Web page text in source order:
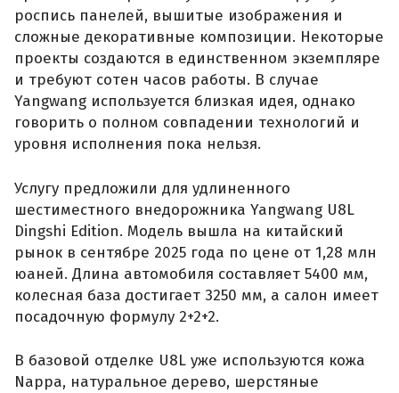
роспись панелей, вышитые изображения и
сложные декоративные композиции. Некоторые
проекты создаются в единственном экземпляре
и требуют сотен часов работы. В случае
Yangwang используется близкая идея, однако
говорить о полном совпадении технологий и
уровня исполнения пока нельзя.
Услугу предложили для удлиненного
шестиместного внедорожника Yangwang U8L
Dingshi Edition. Модель вышла на китайский
рынок в сентябре 2025 года по цене от 1,28 млн
юаней. Длина автомобиля составляет 5400 мм,
колесная база достигает 3250 мм, а салон имеет
посадочную формулу 2+2+2.
В базовой отделке U8L уже используются кожа
Nappa, натуральное дерево, шерстяные